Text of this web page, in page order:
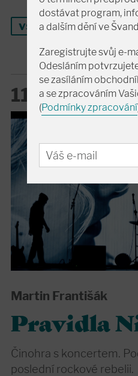
vstupenky
11. 9. pá 19:00
Martin Františák
Pravidla
Činohra s koncertem.
poslední rockové rebelii.
dostávat program,
a dalším dění ve
Zaregistrujte svůj e-
Odesláním
se zasíláním
a se zpracováním
(Podmínky zpracování